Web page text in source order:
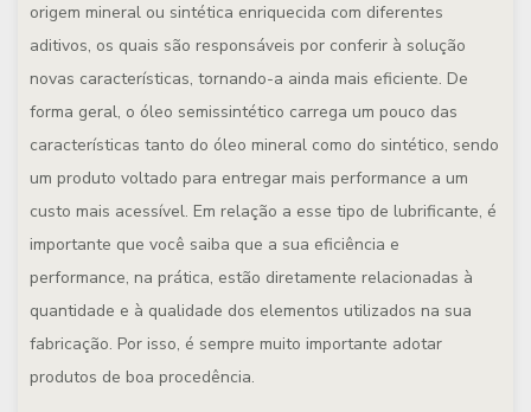
origem mineral ou sintética enriquecida com diferentes
aditivos, os quais são responsáveis por conferir à solução
novas características, tornando-a ainda mais eficiente. De
forma geral, o óleo semissintético carrega um pouco das
características tanto do óleo mineral como do sintético, sendo
um produto voltado para entregar mais performance a um
custo mais acessível. Em relação a esse tipo de lubrificante, é
importante que você saiba que a sua eficiência e
performance, na prática, estão diretamente relacionadas à
quantidade e à qualidade dos elementos utilizados na sua
fabricação. Por isso, é sempre muito importante adotar
produtos de boa procedência.